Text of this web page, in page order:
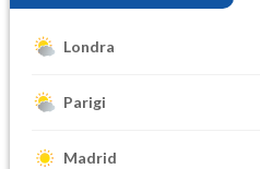
Londra
Parigi
Madrid